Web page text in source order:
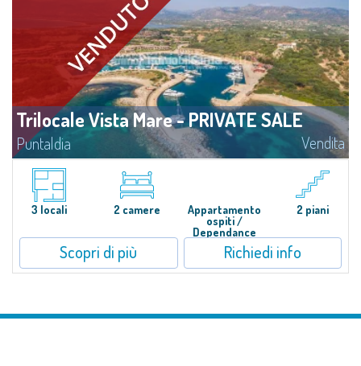
Trilocale Vista Mare - PRIVATE SALE
Puntaldia Vendita
​Il mare all’orizzonte, la Marina e la punta di Tavolara che spunta maestosa.
Questo appartamento su due livelli con dépendance in Private Sale -
Bespoke private market fa della sua posizione a due passi dal mare e...
3 locali
2 camere
Appartamento
ospiti /
Dependance
2 piani
Scopri di più Richiedi info